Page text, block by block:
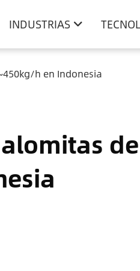
INDUSTRIAS
h en Indonesia
de